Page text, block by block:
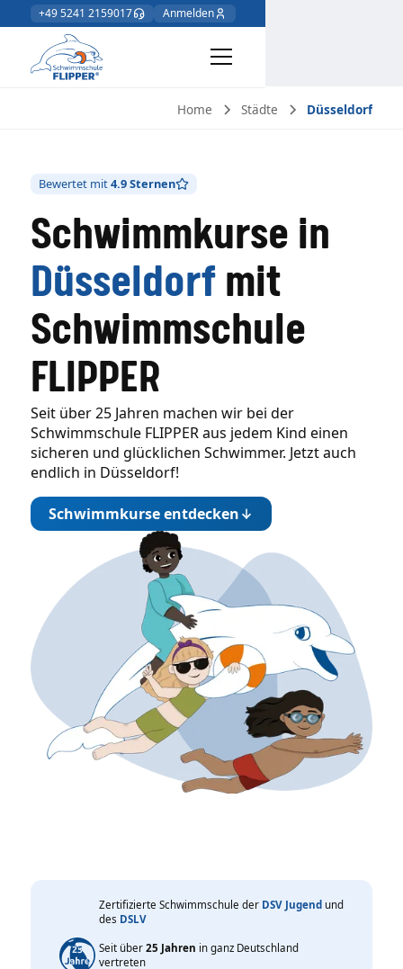
+49 5241 2159017 Anmelden
Home Städte Düsseldorf
Bewertet mit4.9 Sternen
Schwimmkurse in
Düsseldorfmit
Schwimmschule
FLIPPER
Seit über 25 Jahren machen wir bei der
Schwimmschule FLIPPER aus jedem Kind einen
sicheren und glücklichen Schwimmer. Jetzt auch
endlich in Düsseldorf!
Schwimmkurse entdecken
Zertifizierte Schwimmschule der DSV Jugend und
des DSLV
Seit über 25 Jahren in ganz Deutschland
vertreten